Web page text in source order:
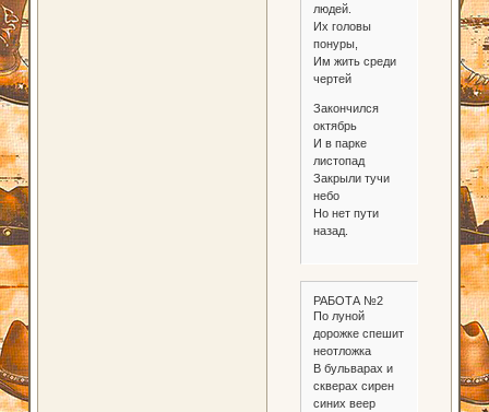
людей.
Их головы
понуры,
Им жить среди
чертей
Закончился
октябрь
И в парке
листопад
Закрыли тучи
небо
Но нет пути
назад.
РАБОТА №2
По луной
дорожке спешит
неотложка
В бульварах и
скверах сирен
синих веер